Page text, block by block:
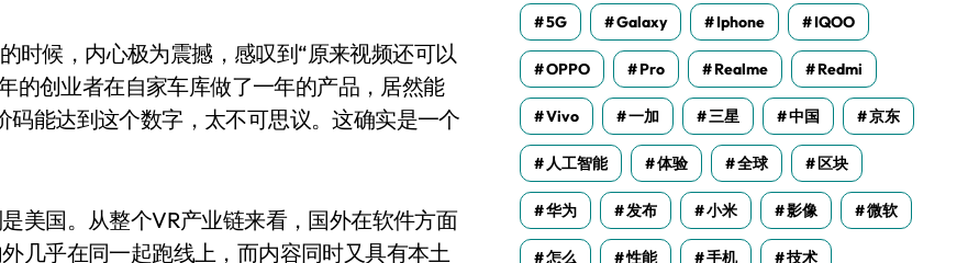
时候，内心极为震撼，感叹到“原来视频还可以
的创业者在自家车库做了一年的产品，居然能
能达到这个数字，太不可思议。这确实是一个
美国。从整个VR产业链来看，国外在软件方面
几乎在同一起跑线上，而内容同时又具有本土
5G Galaxy Iphone IQOO
OPPO Pro Realme Redmi
Vivo 一加 三星 中国 京东
人工智能 体验 全球 区块
华为 发布 小米 影像 微软
怎么 性能 手机 技术